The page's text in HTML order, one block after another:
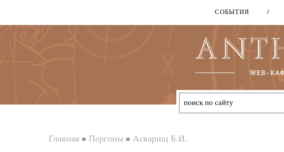
СОБЫТИЯ
Главная » Персоны » Асварищ Б.И.